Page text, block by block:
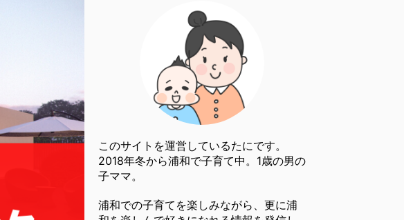
このサイトを運営しているたにです。
2018年冬から浦和で子育て中。1歳の男の
子ママ。
浦和での子育てを楽しみながら、更に浦